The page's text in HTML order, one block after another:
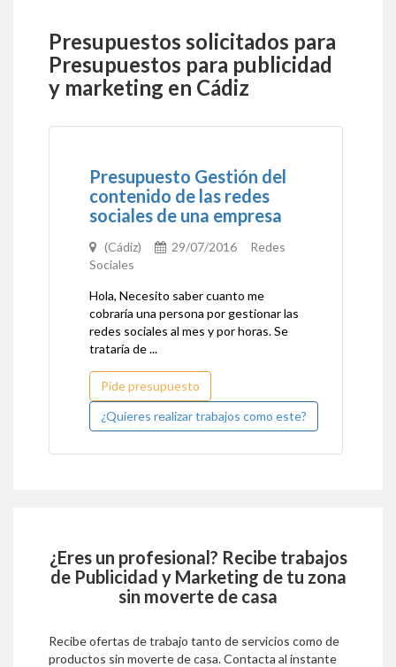
Presupuestos solicitados para
Presupuestos para publicidad
y marketing en Cádiz
Presupuesto Gestión del
contenido de las redes
sociales de una empresa
(Cádiz)
29/07/2016 Redes
Sociales
Hola, Necesito saber cuanto me
cobraría una persona por gestionar las
redes sociales al mes y por horas. Se
trataría de ...
Pide presupuesto
¿Quieres realizar trabajos como este?
¿Eres un profesional? Recibe trabajos
de Publicidad y Marketing de tu zona
sin moverte de casa
Recibe ofertas de trabajo tanto de servicios como de
productos sin moverte de casa. Contacta al instante